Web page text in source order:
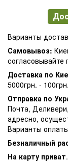
Варианты
Самовывоз:
согласовывайте
Доставка по
5000грн. -
Отправка по
Почта,
адресно,
Варианты
Безналичный
На карту приват.